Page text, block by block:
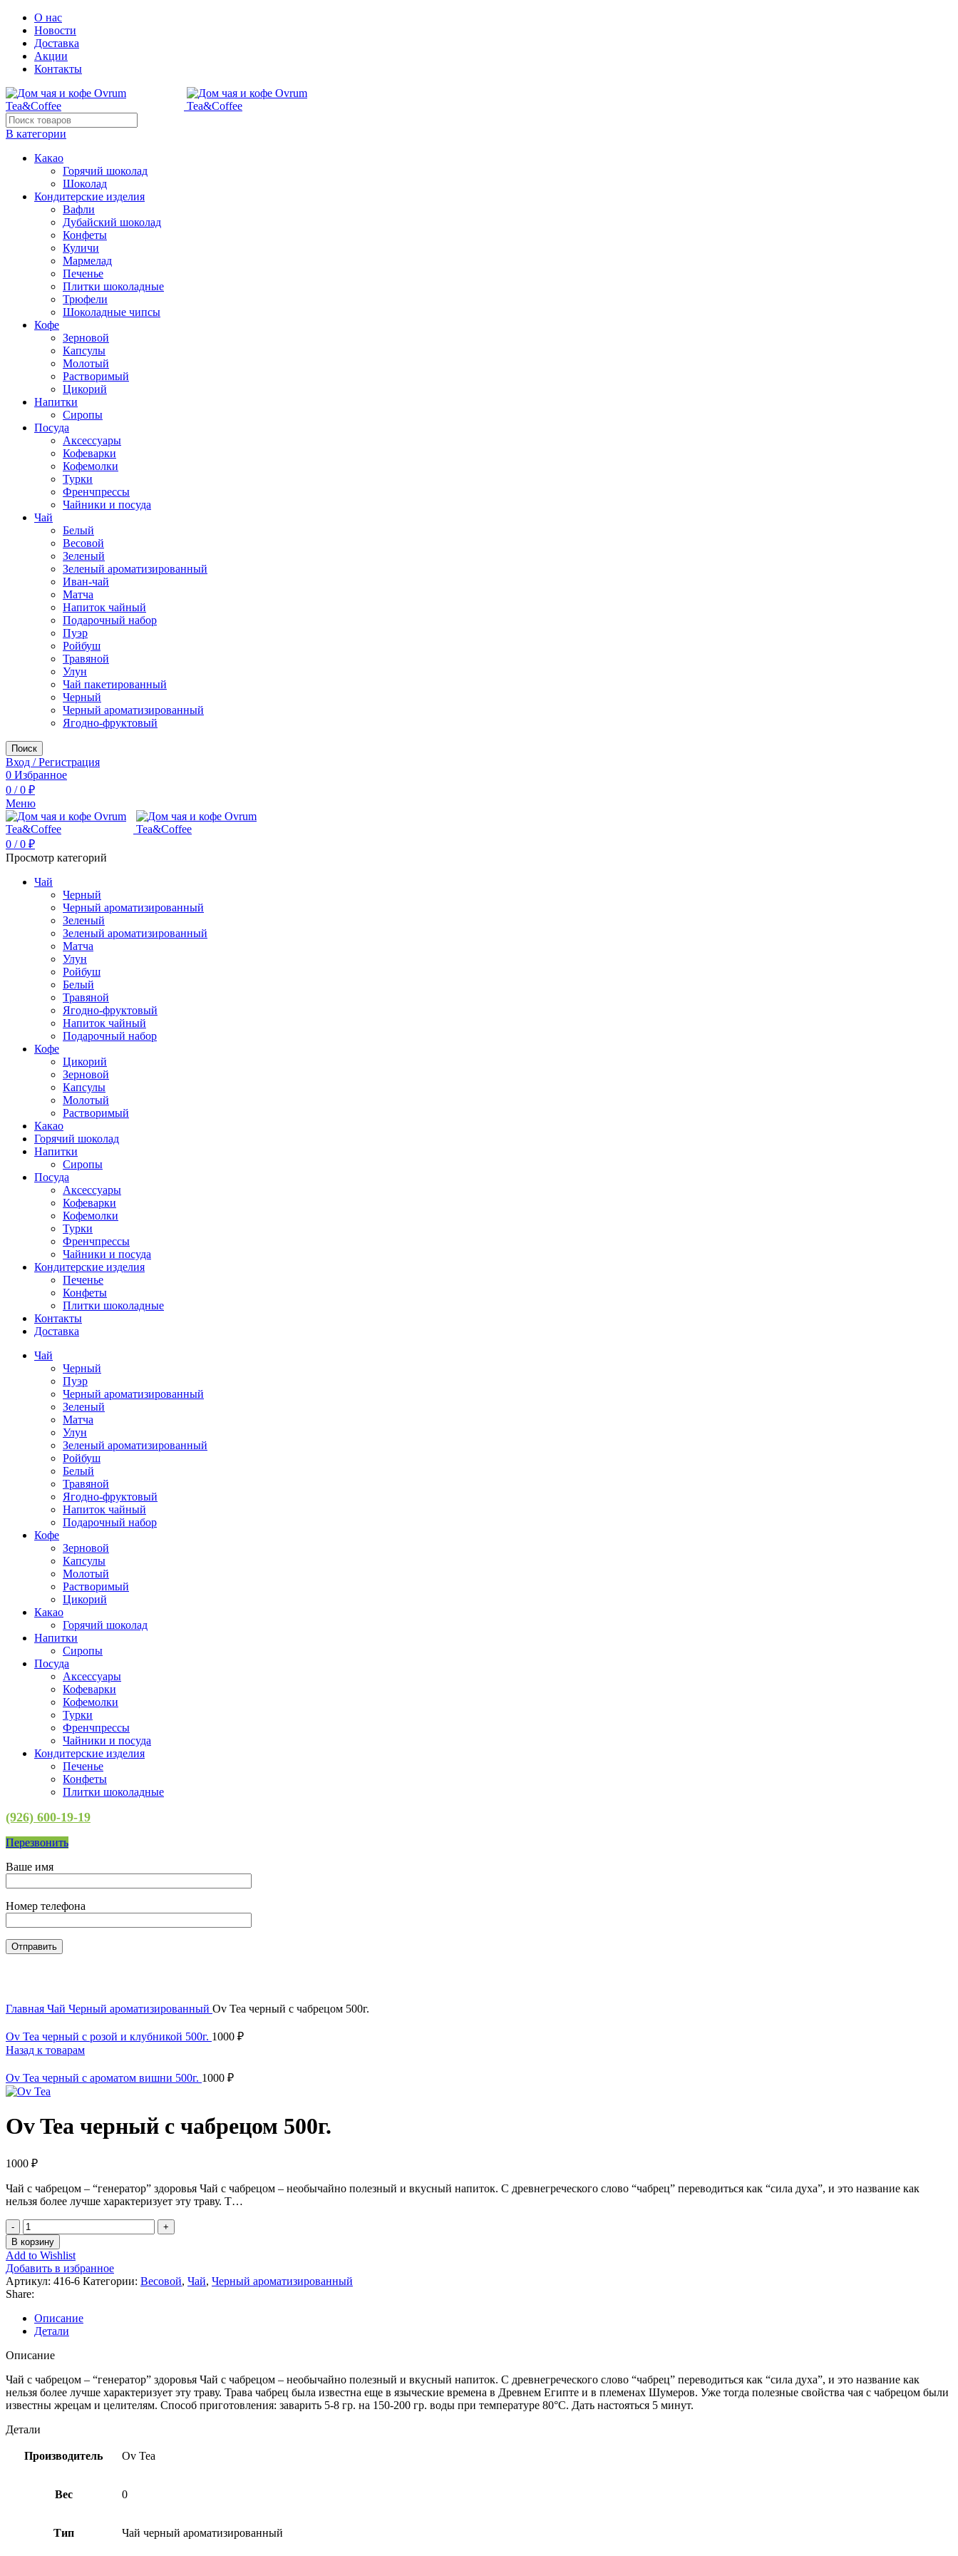
О нас
Новости
Доставка
Акции
Контакты
В категории
Какао
Горячий шоколад
Шоколад
Кондитерские изделия
Вафли
Дубайский шоколад
Конфеты
Куличи
Мармелад
Печенье
Плитки шоколадные
Трюфели
Шоколадные чипсы
Кофе
Зерновой
Капсулы
Молотый
Растворимый
Цикорий
Напитки
Сиропы
Посуда
Аксессуары
Кофеварки
Кофемолки
Турки
Френчпрессы
Чайники и посуда
Чай
Белый
Весовой
Зеленый
Зеленый ароматизированный
Иван-чай
Матча
Напиток чайный
Подарочный набор
Пуэр
Ройбуш
Травяной
Улун
Чай пакетированный
Черный
Черный ароматизированный
Ягодно-фруктовый
Поиск
Вход / Регистрация
0 Избранное
0 / 0 ₽
Меню
0 / 0 ₽
Просмотр категорий
Чай
Черный
Черный ароматизированный
Зеленый
Зеленый ароматизированный
Матча
Улун
Ройбуш
Белый
Травяной
Ягодно-фруктовый
Напиток чайный
Подарочный набор
Кофе
Цикорий
Зерновой
Капсулы
Молотый
Растворимый
Какао
Горячий шоколад
Напитки
Сиропы
Посуда
Аксессуары
Кофеварки
Кофемолки
Турки
Френчпрессы
Чайники и посуда
Кондитерские изделия
Печенье
Конфеты
Плитки шоколадные
Контакты
Доставка
Чай
Черный
Пуэр
Черный ароматизированный
Зеленый
Матча
Улун
Зеленый ароматизированный
Ройбуш
Белый
Травяной
Ягодно-фруктовый
Напиток чайный
Подарочный набор
Кофе
Зерновой
Капсулы
Молотый
Растворимый
Цикорий
Какао
Горячий шоколад
Напитки
Сиропы
Посуда
Аксессуары
Кофеварки
Кофемолки
Турки
Френчпрессы
Чайники и посуда
Кондитерские изделия
Печенье
Конфеты
Плитки шоколадные
(926) 600-19-19
Перезвонить
Ваше имя
Номер телефона
Главная Чай Черный ароматизированный Ov Tea черный с чабрецом 500г.
Ov Tea черный с розой и клубникой 500г. 1000 ₽
Назад к товарам
Ov Tea черный с ароматом вишни 500г. 1000 ₽
Ov Tea черный с чабрецом 500г.
1000 ₽
Чай с чабрецом – “генератор” здоровья Чай с чабрецом – необычайно полезный и вкусный напиток. С древнегреческого слово “чабрец” переводиться как “сила духа”, и это название как
нельзя более лучше характеризует эту траву. Т…
Количество
товара
Ov
Tea
черный
с
чабрецом
500г.
В корзину
Add to Wishlist
Добавить в избранное
Артикул: 416-6 Категории: Весовой, Чай, Черный ароматизированный
Share:
Описание
Детали
Описание
Чай с чабрецом – “генератор” здоровья Чай с чабрецом – необычайно полезный и вкусный напиток. С древнегреческого слово “чабрец” переводиться как “сила духа”, и это название как
нельзя более лучше характеризует эту траву. Трава чабрец была известна еще в языческие времена в Древнем Египте и в племенах Шумеров. Уже тогда полезные свойства чая с чабрецом были
известны жрецам и целителям. Способ приготовления: заварить 5-8 гр. на 150-200 гр. воды при температуре 80°С. Дать настояться 5 минут.
Детали
Производитель Ov Tea
Вес 0
Тип Чай черный ароматизированный